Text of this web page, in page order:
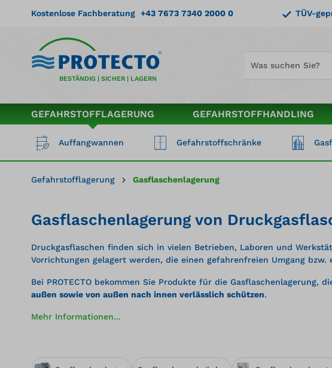
Zur Hauptnavigation springen
Kostenlose Fachberatung +43 7673 7340 2000 0 TÜV-
BESTÄNDIG | SICHER | LAGERN
GEFAHRSTOFFLAGERUNG GEFAHRSTOFFHANDLING
Auffangwannen Gefahrstoffschränke
Gefahrstofflagerung Gasflaschenlagerung
Gasflaschenlagerung von
Druckgasflaschen finden sich in vielen Betrieben, Laboren und
Vorrichtungen gelagert werden, die einen gefahrenfreien Umgang bzw.
Bei PROTECTO bekommen Sie Produkte für die
außen sowie von außen nach innen verlässlich schützen.
Mehr Informationen...